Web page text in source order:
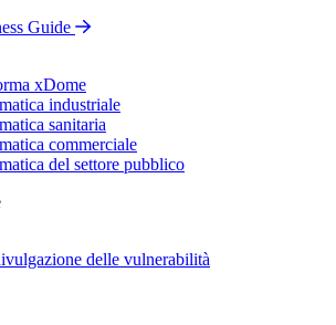
Guide
xDome
industriale
sanitaria
commerciale
del settore pubblico
delle vulnerabilità